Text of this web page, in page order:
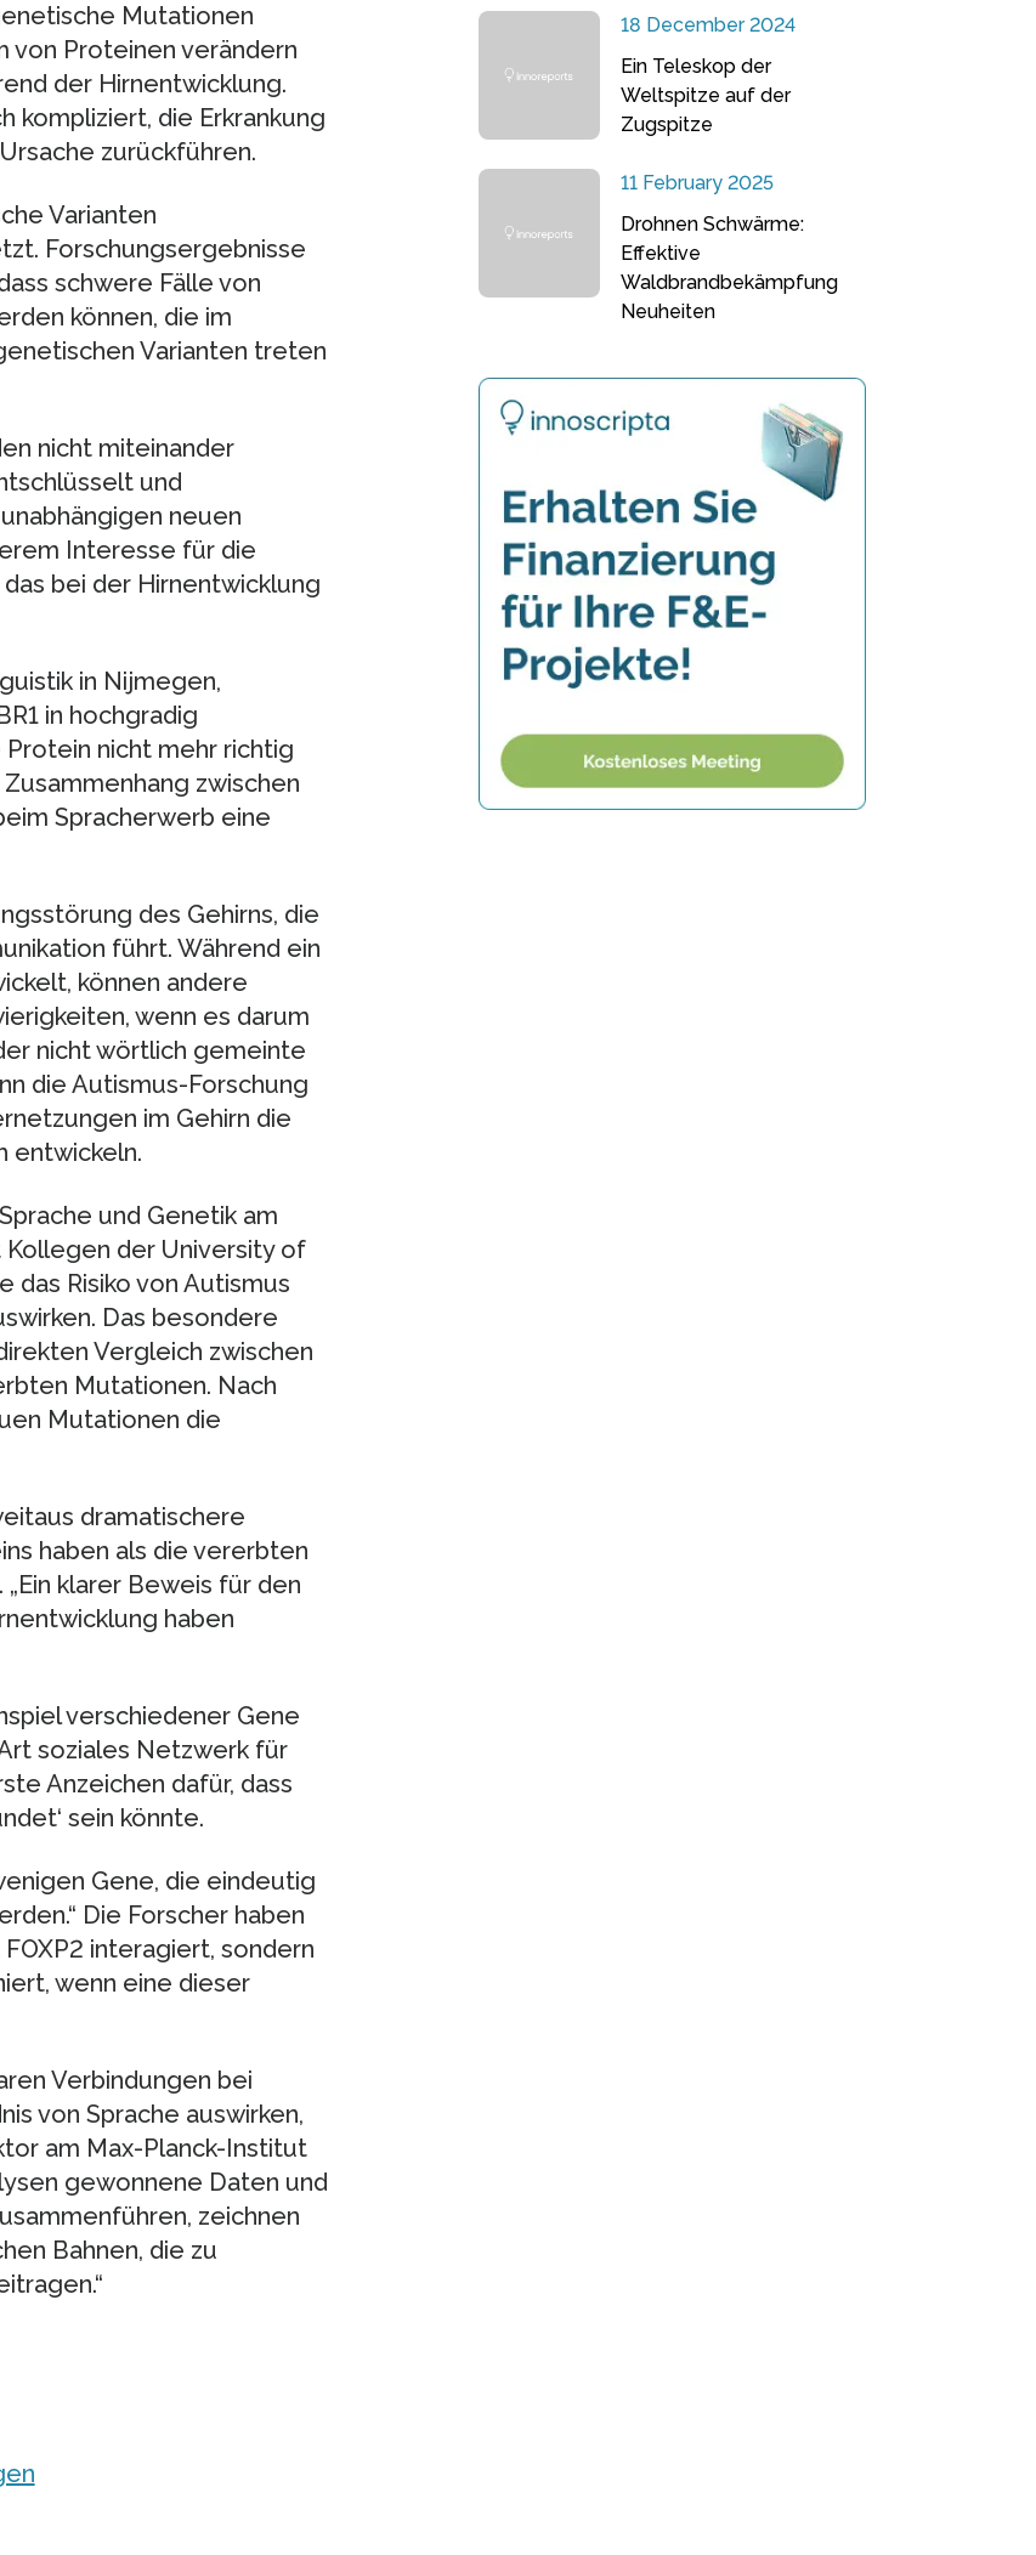
Mutationen
von Proteinen verändern
der Hirnentwicklung.
kompliziert, die Erkrankung
zurückführen.
Varianten
Forschungsergebnisse
schwere Fälle von
können, die im
Varianten treten
nicht miteinander
und
neuen
Interesse für die
bei der Hirnentwicklung
in Nijmegen,
in hochgradig
nicht mehr richtig
zwischen
Spracherwerb eine
des Gehirns, die
führt. Während ein
können andere
wenn es darum
nicht wörtlich gemeinte
die Autismus-Forschung
im Gehirn die
entwickeln.
und Genetik am
der University of
das Risiko von Autismus
Das besondere
Vergleich zwischen
Mutationen. Nach
Mutationen die
dramatischere
haben als die vererbten
klarer Beweis für den
haben
verschiedener Gene
soziales Netzwerk für
Anzeichen dafür, dass
sein könnte.
Gene, die eindeutig
Die Forscher haben
interagiert, sondern
wenn eine dieser
Verbindungen bei
von Sprache auswirken,
am Max-Planck-Institut
gewonnene Daten und
zeichnen
Bahnen, die zu
18 December 2024
Ein Teleskop der
Weltspitze auf der
Zugspitze
11 February 2025
Drohnen Schwärme:
Effektive
Waldbrandbekämpfung
Neuheiten